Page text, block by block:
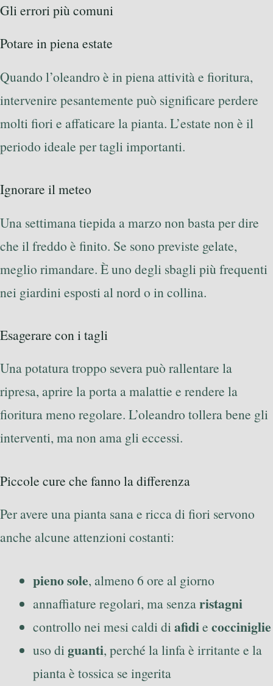
Gli errori più comuni
Potare in piena estate
Quando l’oleandro è in piena attività e fioritura,
intervenire pesantemente può significare perdere
molti fiori e affaticare la pianta. L’estate non è il
periodo ideale per tagli importanti.
Ignorare il meteo
Una settimana tiepida a marzo non basta per dire
che il freddo è finito. Se sono previste gelate,
meglio rimandare. È uno degli sbagli più frequenti
nei giardini esposti al nord o in collina.
Esagerare con i tagli
Una potatura troppo severa può rallentare la
ripresa, aprire la porta a malattie e rendere la
fioritura meno regolare. L’oleandro tollera bene gli
interventi, ma non ama gli eccessi.
Piccole cure che fanno la differenza
Per avere una pianta sana e ricca di fiori servono
anche alcune attenzioni costanti:
pieno sole, almeno 6 ore al giorno
annaffiature regolari, ma senzaristagni
controllo nei mesi caldi di afidie cocciniglie
uso di guanti, perché la linfa è irritante e la
pianta è tossica se ingerita